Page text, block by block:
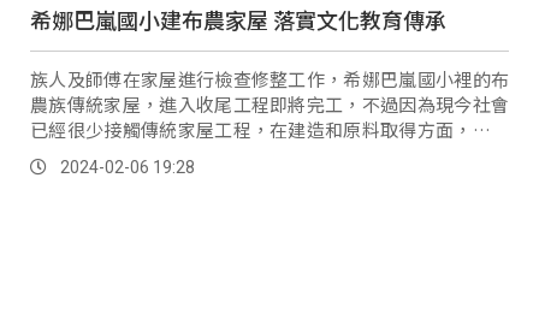
希娜巴嵐國小建布農家屋 落實文化教育傳承
族人及師傅在家屋進行檢查修整工作，希娜巴嵐國小裡的布
農族傳統家屋，進入收尾工程即將完工，不過因為現今社會
已經很少接觸傳統家屋工程，在建造和原料取得方面，也歷
經許多挑戰，因此可以施工至今，部落和學校也是滿懷感
恩。2024-02-06 19:28